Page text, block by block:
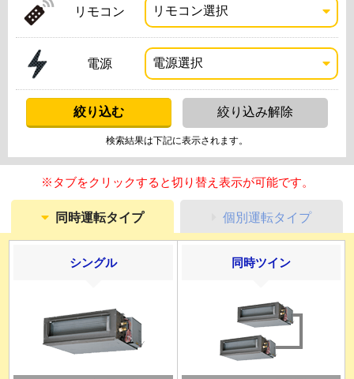
リモコン
電源
検索結果は下記に表示されます。
※タブをクリックすると切り替え表示が可能です。
同時運転タイプ 個別運転タイプ
シングル 同時ツイン